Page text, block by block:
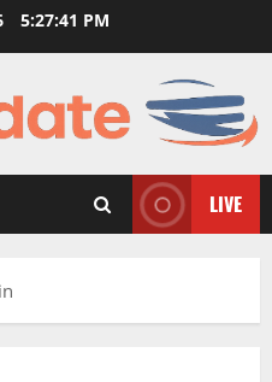
5:27:42 PM
LIVE